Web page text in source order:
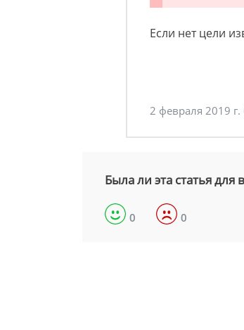
Если нет цели
2 февраля 2019 г.
Была ли эта статья для
0 0